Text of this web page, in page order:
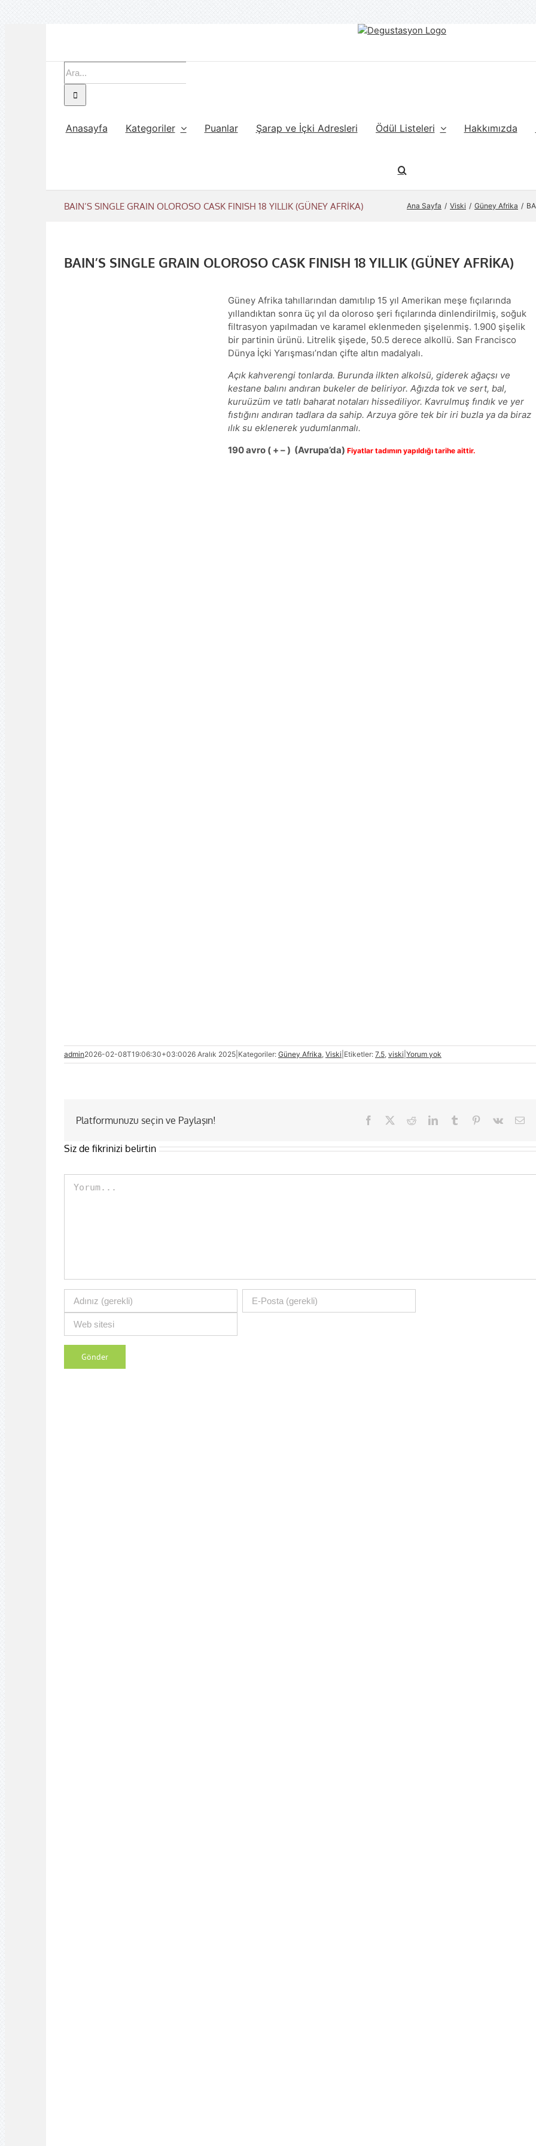
Ara:
Anasayfa Kategoriler Puanlar Şarap ve İçki Adresleri Ödül Listeleri Hakkımızda
BAIN’S SINGLE GRAIN OLOROSO CASK FINISH 18 YILLIK (GÜNEY AFRİKA) Ana Sayfa Viski Güney Afrika
BAIN’S SINGLE GRAIN OLOROSO CASK FINISH 18 YILLIK (GÜNEY AFRİKA)
Güney Afrika tahıllarından damıtılıp 15 yıl Amerikan meşe fıçılarında
yıllandıktan sonra üç yıl da oloroso şeri fıçılarında dinlendirilmiş, soğuk
filtrasyon yapılmadan ve karamel eklenmeden şişelenmiş. 1.900 şişelik
bir partinin ürünü. Litrelik şişede, 50.5 derece alkollü. San Francisco
Dünya İçki Yarışması’ndan çifte altın madalyalı.
Açık kahverengi tonlarda. Burunda ilkten alkolsü, giderek ağaçsı ve
kestane balını andıran bukeler de beliriyor. Ağızda tok ve sert, bal,
kuruüzüm ve tatlı baharat notaları hissediliyor. Kavrulmuş fındık ve yer
fıstığını andıran tadlara da sahip. Arzuya göre tek bir iri buzla ya da biraz
ılık su eklenerek yudumlanmalı.
190 avro ( + – ) (Avrupa’da) Fiyatlar tadımın yapıldığı tarihe aittir.
admin2026-02-08T19:06:30+03:0026 Aralık 2025 Kategoriler: Güney Afrika, Viski Etiketler: 7.5, viski Yorum yok
Platformunuzu seçin ve Paylaşın! Facebook RedditLinkedInTumblr Pinterest
Vk
E-
Siz de fikrinizi belirtin